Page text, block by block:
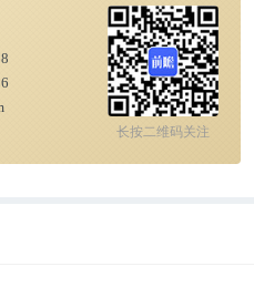
、“这个线程池不能这么
是你没听清楚还是我没讲
一路上给我讲各种编程技
的：“我会去看些开源代
长按二维码关注